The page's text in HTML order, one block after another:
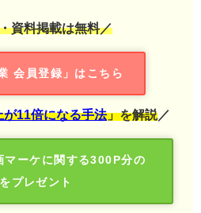
資料掲載は無料／
会員登録」はこちら
11倍になる手法」を解説 ／
マーケに関する300P分の
プレゼント